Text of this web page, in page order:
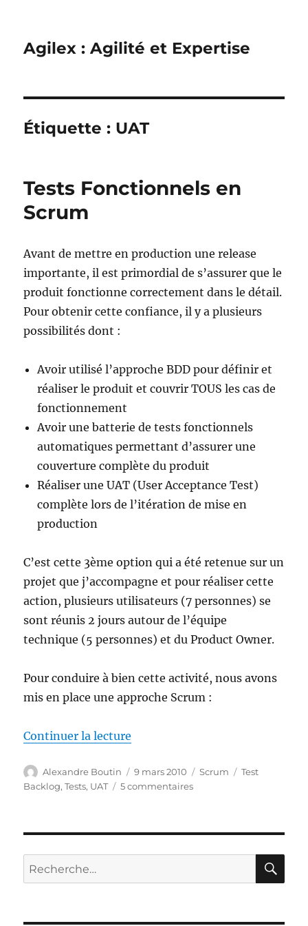
Agilex : Agilité et Expertise
Étiquette : UAT
Tests Fonctionnels en
Scrum
Avant de mettre en production une release
importante, il est primordial de s’assurer que le
produit fonctionne correctement dans le détail.
Pour obtenir cette confiance, il y a plusieurs
possibilités dont :
Avoir utilisé l’approche BDD pour définir et
réaliser le produit et couvrir TOUS les cas de
fonctionnement
Avoir une batterie de tests fonctionnels
automatiques permettant d’assurer une
couverture complète du produit
Réaliser une UAT (User Acceptance Test)
complète lors de l’itération de mise en
production
C’est cette 3ème option qui a été retenue sur un
projet que j’accompagne et pour réaliser cette
action, plusieurs utilisateurs (7 personnes) se
sont réunis 2 jours autour de l’équipe
technique (5 personnes) et du Product Owner.
Pour conduire à bien cette activité, nous avons
mis en place une approche Scrum :
Continuer la lecture
Auteur
Alexandre Boutin
Publié
le
9 mars 2010 Catégories
Scrum Étiquettes
Test
Backlog,Tests, UAT 5 commentairessur
Recherche
pour :